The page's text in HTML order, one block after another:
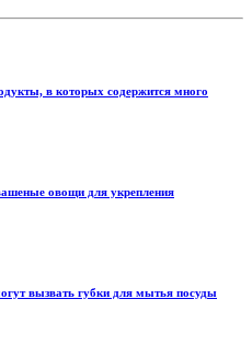
в которых содержится много
овощи для укрепления
вызвать губки для мытья посуды